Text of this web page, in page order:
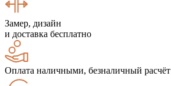
Замер, дизайн
и доставка бесплатно
Оплата наличными, безналичный расчёт